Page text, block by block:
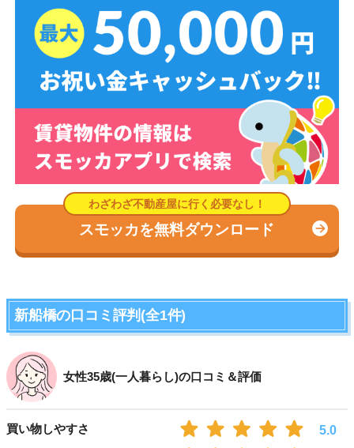
スモッカを無料ダウンロード
新船橋の口コミ評判(全1件)
女性35歳(一人暮らし)の口コミ＆評価
買い物しやすさ
5.0